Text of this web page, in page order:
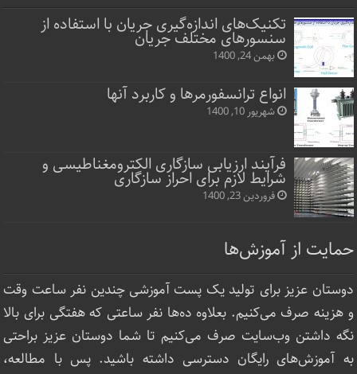
تکنیک‌های اندازه‌گیری جریان با استفاده از
سنسورهای مختلف جریان
بهمن 24, 1400
انواع ترانسفورمرها و کاربرد آنها
شهریور 10, 1400
فرآیند ارزیابی سازگاری الکترومغناطیسی و
شرایط لازم برای احراز سازگاری
فروردین 23, 1400
حمایت از آموزش‌ها
دوستان عزیز برای تولید یک پست آموزشی چندین نفر ساعت‌ وقت
و هزینه صرف می‌کنیم. بعلاوه ده‌ها نفر ساعتی که هفتگی برای بالا
نگه داشتن وب‌سایت صرف ‌می‌کنیم تا شما دوستان عزیز براحتی
به آموزش‌های رایگان دسترسی داشته باشید. پس با مطالعه،